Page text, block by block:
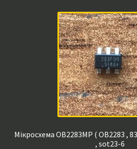
Мікросхема OB2283MP ( OB2283 ,
, sot23-6